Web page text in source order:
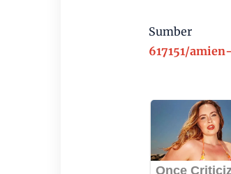
617151/